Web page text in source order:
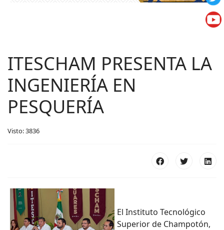
ITESCHAM PRESENTA LA
INGENIERÍA EN
PESQUERÍA
Visto: 3836
El Instituto Tecnológico
Superior de Champotón,